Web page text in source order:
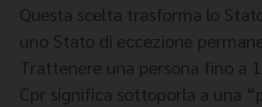
Questa scelta trasforma lo
uno Stato di eccezione
Trattenere una persona fino a
Cpr significa sottoporla a una